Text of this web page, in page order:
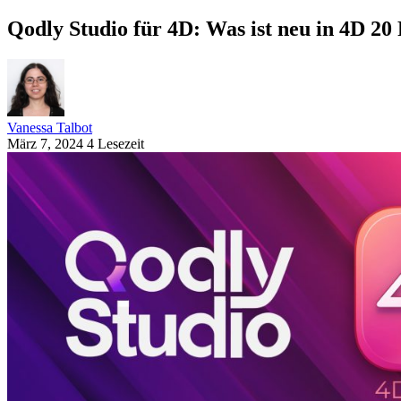
Qodly Studio für 4D: Was ist neu in 4D 20
Vanessa Talbot
März 7, 2024 4 Lesezeit